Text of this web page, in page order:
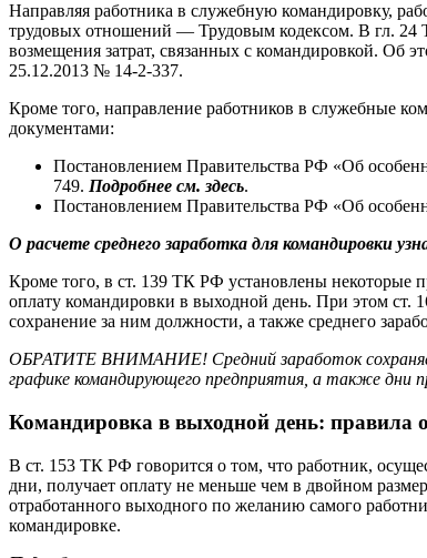
Направляя работника в служебную командировку,
трудовых отношений — Трудовым кодексом. В гл. 24
возмещения затрат, связанных с командировкой. Об
25.12.2013 № 14-2-337.
Кроме того, направление работников в служебные
документами:
Постановлением Правительства РФ «Об
749. Подробнее см. здесь.
Постановлением Правительства РФ «Об
О расчете среднего заработка для командировки
Кроме того, в ст. 139 ТК РФ установлены некоторые
оплату командировки в выходной день. При этом
сохранение за ним должности, а также среднего
ОБРАТИТЕ ВНИМАНИЕ! Средний заработок
графике командирующего предприятия, а также дни
Командировка в выходной день: правила
В ст. 153 ТК РФ говорится о том, что работник,
дни, получает оплату не меньше чем в двойном
отработанного выходного по желанию самого
командировке.